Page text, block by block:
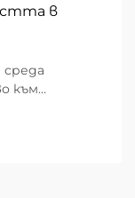
в
към
да